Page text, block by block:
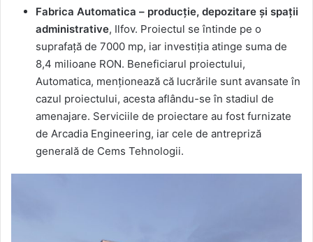
Fabrica Automatica – producție, depozitare și spații
administrative, Ilfov. Proiectul se întinde pe o
suprafață de 7000 mp, iar investiția atinge suma de
8,4 milioane RON. Beneficiarul proiectului,
Automatica, menționează că lucrările sunt avansate în
cazul proiectului, acesta aflându-se în stadiul de
amenajare. Serviciile de proiectare au fost furnizate
de Arcadia Engineering, iar cele de antrepriză
generală de Cems Tehnologii.